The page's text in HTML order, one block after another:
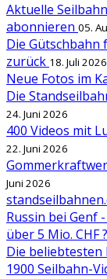
Aktuelle
abonnieren 05.
Die Gütschbahn
zurück 18. Juli 2026
Neue Fotos im
Die
24. Juni 2026
400 Videos mit
22. Juni 2026
Juni 2026
Russin bei Genf
über 5 Mio. CHF ?
Die beliebtesten
1900 Seilbahn-